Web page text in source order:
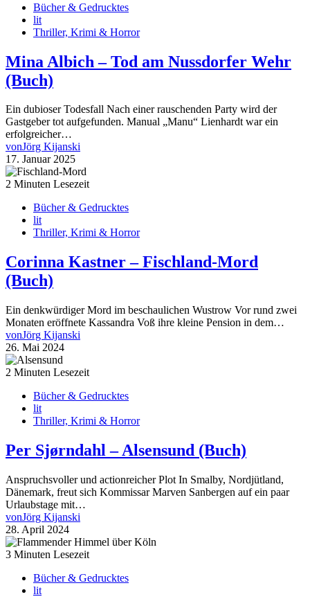
Bücher & Gedrucktes
lit
Thriller, Krimi & Horror
Mina Albich – Tod am Nussdorfer Wehr
(Buch)
Ein dubioser Todesfall Nach einer rauschenden Party wird der
Gastgeber tot aufgefunden. Manual „Manu“ Lienhardt war ein
erfolgreicher…
vonJörg Kijanski
17. Januar 2025
2 Minuten Lesezeit
Bücher & Gedrucktes
lit
Thriller, Krimi & Horror
Corinna Kastner – Fischland-Mord
(Buch)
Ein denkwürdiger Mord im beschaulichen Wustrow Vor rund zwei
Monaten eröffnete Kassandra Voß ihre kleine Pension in dem…
vonJörg Kijanski
26. Mai 2024
2 Minuten Lesezeit
Bücher & Gedrucktes
lit
Thriller, Krimi & Horror
Per Sjørndahl – Alsensund (Buch)
Anspruchsvoller und actionreicher Plot In Smalby, Nordjütland,
Dänemark, freut sich Kommissar Marven Sanbergen auf ein paar
Urlaubstage mit…
vonJörg Kijanski
28. April 2024
3 Minuten Lesezeit
Bücher & Gedrucktes
lit